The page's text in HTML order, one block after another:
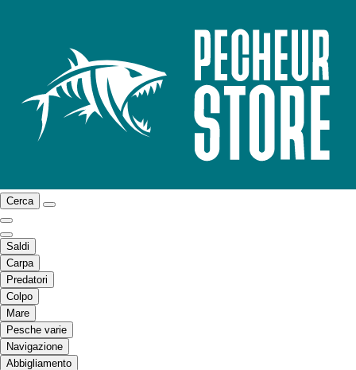
Cerca
Saldi
Carpa
Predatori
Colpo
Mare
Pesche varie
Navigazione
Abbigliamento